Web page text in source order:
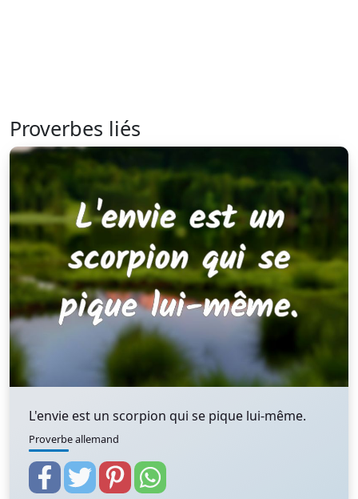
Proverbes liés
L'envie est un scorpion qui se pique lui-même.
Proverbe allemand